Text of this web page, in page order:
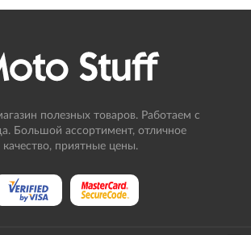
полезных товаров. Работаем с
Большой ассортимент, отличное
качество, приятные цены.